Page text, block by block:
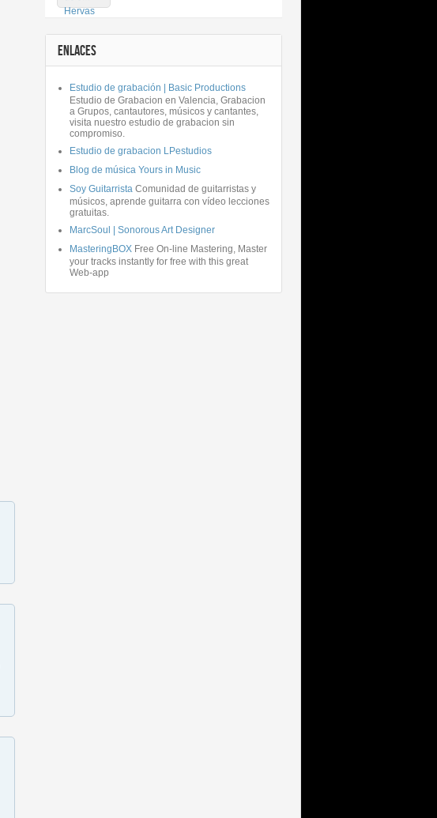
ENLACES
Estudio de grabación | Basic Productions
Estudio de Grabacion en Valencia, Grabacion
a Grupos, cantautores, músicos y cantantes,
visita nuestro estudio de grabacion sin
compromiso.
Estudio de grabacion LPestudios
Blog de música Yours in Music
Soy Guitarrista Comunidad de guitarristas y
músicos, aprende guitarra con vídeo lecciones
gratuitas.
MarcSoul | Sonorous Art Designer
MasteringBOX Free On-line Mastering, Master
your tracks instantly for free with this great
Web-app